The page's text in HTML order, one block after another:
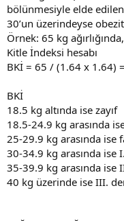
bölünmesiyle elde
30’un üzerindeyse
Örnek: 65 kg
Kitle İndeksi hesabı
BKİ = 65 / (1.64 x 1.64)
BKİ
18.5 kg altında ise zayıf
18.5-24.9 kg arasında
25-29.9 kg arasında ise
30-34.9 kg arasında ise
35-39.9 kg arasında ise
40 kg üzerinde ise III.